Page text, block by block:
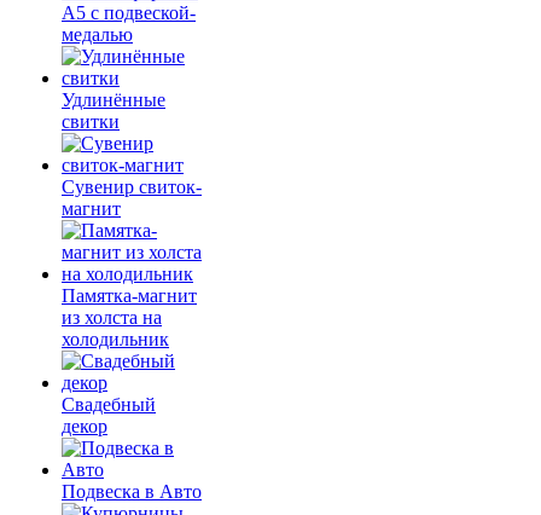
А5 с подвеской-
медалью
Удлинённые
свитки
Сувенир свиток-
магнит
Памятка-магнит
из холста на
холодильник
Свадебный
декор
Подвеска в Авто